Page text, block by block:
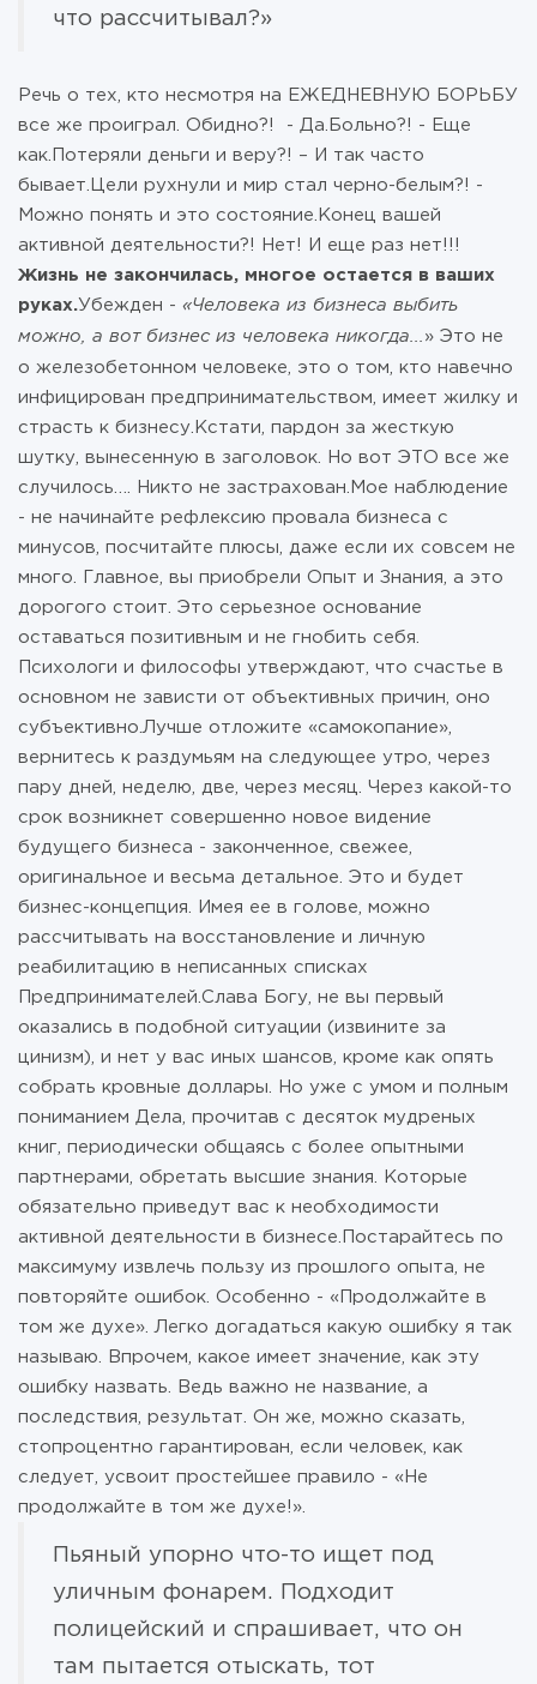
что рассчитывал?»
Речь о тех, кто несмотря на ЕЖЕДНЕВНУЮ БОРЬБУ
все же проиграл. Обидно?! - Да.Больно?! - Еще
как.Потеряли деньги и веру?! – И так часто
бывает.Цели рухнули и мир стал черно-белым?! -
Можно понять и это состояние.Конец вашей
активной деятельности?! Нет! И еще раз нет!!!
Жизнь не закончилась, многое остается в ваших
руках.Убежден - «Человека из бизнеса выбить
можно, а вот бизнес из человека никогда... » Это не
о железобетонном человеке, это о том, кто навечно
инфицирован предпринимательством, имеет жилку и
страсть к бизнесу.Кстати, пардон за жесткую
шутку, вынесенную в заголовок. Но вот ЭТО все же
случилось…. Никто не застрахован.Мое наблюдение
- не начинайте рефлексию провала бизнеса с
минусов, посчитайте плюсы, даже если их совсем не
много. Главное, вы приобрели Опыт и Знания, а это
дорогого стоит. Это серьезное основание
оставаться позитивным и не гнобить себя.
Психологи и философы утверждают, что счастье в
основном не зависти от объективных причин, оно
субъективно.Лучше отложите «самокопание»,
вернитесь к раздумьям на следующее утро, через
пару дней, неделю, две, через месяц. Через какой-то
срок возникнет совершенно новое видение
будущего бизнеса - законченное, свежее,
оригинальное и весьма детальное. Это и будет
бизнес-концепция. Имея ее в голове, можно
рассчитывать на восстановление и личную
реабилитацию в неписанных списках
Предпринимателей.Слава Богу, не вы первый
оказались в подобной ситуации (извините за
цинизм), и нет у вас иных шансов, кроме как опять
собрать кровные доллары. Но уже с умом и полным
пониманием Дела, прочитав с десяток мудреных
книг, периодически общаясь с более опытными
партнерами, обретать высшие знания. Которые
обязательно приведут вас к необходимости
активной деятельности в бизнесе.Постарайтесь по
максимуму извлечь пользу из прошлого опыта, не
повторяйте ошибок. Особенно - «Продолжайте в
том же духе». Легко догадаться какую ошибку я так
называю. Впрочем, какое имеет значение, как эту
ошибку назвать. Ведь важно не название, а
последствия, результат. Он же, можно сказать,
стопроцентно гарантирован, если человек, как
следует, усвоит простейшее правило - «Не
продолжайте в том же духе!».
Пьяный упорно что-то ищет под
уличным фонарем. Подходит
полицейский и спрашивает, что он
там пытается отыскать, тот